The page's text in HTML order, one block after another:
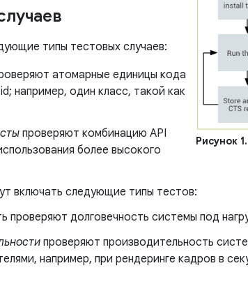
Рисунок 1.
типы тестовых случаев:
атомарные единицы кода
например, один класс, такой как
проверяют комбинацию API
более высокого
включать следующие типы тестов:
проверяют долговечность системы под
проверяют производительность
например, при рендеринге кадров в